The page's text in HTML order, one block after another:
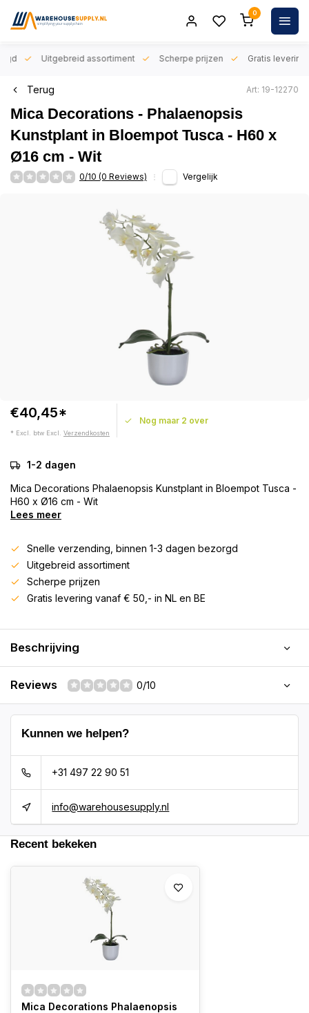
0
Uitgebreid assortiment Scherpe prijzen Gratis levering
Terug Art: 19-12270
Mica Decorations - Phalaenopsis
Kunstplant in Bloempot Tusca - H60 x
Ø16 cm - Wit
0/10 (0 Reviews) Vergelijk
€40,45*
* Excl. btw Excl. Verzendkosten
Nog maar 2 over
1-2 dagen
Mica Decorations Phalaenopsis Kunstplant in Bloempot Tusca -
H60 x Ø16 cm - Wit
Lees meer
Snelle verzending, binnen 1-3 dagen bezorgd
Uitgebreid assortiment
Scherpe prijzen
Gratis levering vanaf € 50,- in NL en BE
Beschrijving
Reviews 0/10
Kunnen we helpen?
+31 497 22 90 51
info@warehousesupply.nl
Recent bekeken
Mica Decorations Phalaenopsis